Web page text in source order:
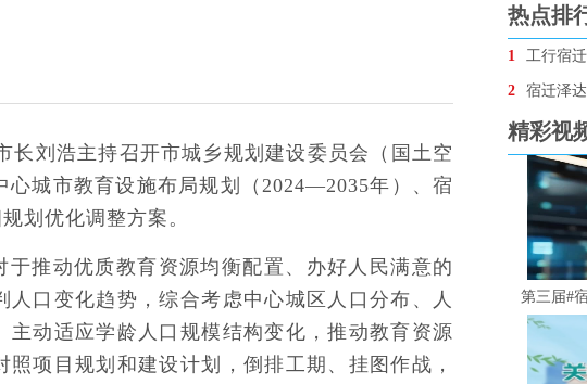
长刘浩主持召开市城乡规划建设委员会（国土空
城市教育设施布局规划（2024—2035年）、宿
划优化调整方案。
推动优质教育资源均衡配置、办好人民满意的
口变化趋势，综合考虑中心城区人口分布、人
动适应学龄人口规模结构变化，推动教育资源
项目规划和建设计划，倒排工期、挂图作战，
热点排
1 工行宿
2 宿迁泽达职业
精彩视
第三届#